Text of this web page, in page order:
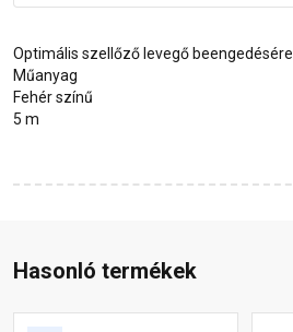
Optimális szellőző levegő beengedésére
Műanyag
Fehér színű
5 m
Hasonló termékek